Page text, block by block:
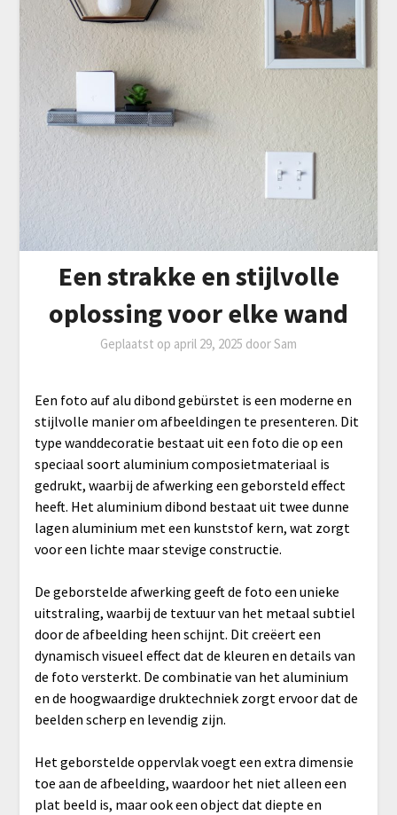
Een strakke en stijlvolle
oplossing voor elke wand
Geplaatst op april 29, 2025 doorSam
Een foto auf alu dibond gebürstet is een moderne en
stijlvolle manier om afbeeldingen te presenteren. Dit
type wanddecoratie bestaat uit een foto die op een
speciaal soort aluminium composietmateriaal is
gedrukt, waarbij de afwerking een geborsteld effect
heeft. Het aluminium dibond bestaat uit twee dunne
lagen aluminium met een kunststof kern, wat zorgt
voor een lichte maar stevige constructie.
De geborstelde afwerking geeft de foto een unieke
uitstraling, waarbij de textuur van het metaal subtiel
door de afbeelding heen schijnt. Dit creëert een
dynamisch visueel effect dat de kleuren en details van
de foto versterkt. De combinatie van het aluminium
en de hoogwaardige druktechniek zorgt ervoor dat de
beelden scherp en levendig zijn.
Het geborstelde oppervlak voegt een extra dimensie
toe aan de afbeelding, waardoor het niet alleen een
plat beeld is, maar ook een object dat diepte en